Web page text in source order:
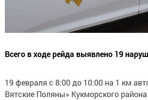
Всего в ходе рейда выявлено 19
19 февраля с 8:00 до 10:00 на 1 км
Вятские Поляны» Кукморского